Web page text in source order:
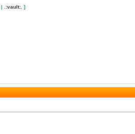
| .:vault:. ]